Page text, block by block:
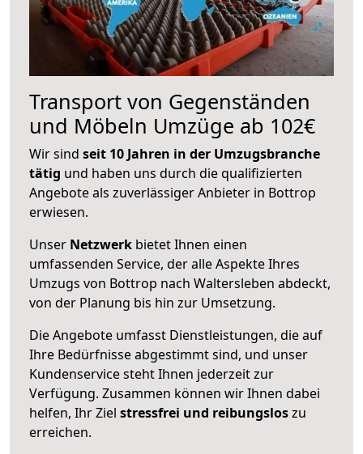
Transport von Gegenständen
und Möbeln Umzüge ab 102€
Wir sind seit 10 Jahren in der Umzugsbranche
tätig und haben uns durch die qualifizierten
Angebote als zuverlässiger Anbieter in Bottrop
erwiesen.
Unser Netzwerk bietet Ihnen einen
umfassenden Service, der alle Aspekte Ihres
Umzugs von Bottrop nach Waltersleben abdeckt,
von der Planung bis hin zur Umsetzung.
Die Angebote umfasst Dienstleistungen, die auf
Ihre Bedürfnisse abgestimmt sind, und unser
Kundenservice steht Ihnen jederzeit zur
Verfügung. Zusammen können wir Ihnen dabei
helfen, Ihr Ziel stressfrei und reibungsloszu
erreichen.